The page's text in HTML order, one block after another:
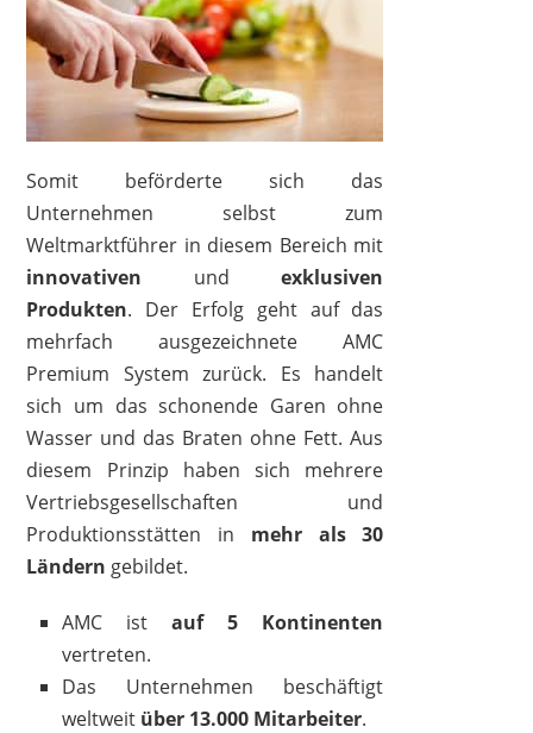
Somit beförderte sich das
Unternehmen selbst zum
Weltmarktführer in diesem Bereich mit
innovativen undexklusiven
Produkten. Der Erfolg geht auf das
mehrfach ausgezeichnete AMC
Premium System zurück. Es handelt
sich um das schonende Garen ohne
Wasser und das Braten ohne Fett. Aus
diesem Prinzip haben sich mehrere
Vertriebsgesellschaften und
Produktionsstätten in mehr als 30
Ländern gebildet.
AMC istauf 5 Kontinenten
vertreten.
Das Unternehmen beschäftigt
weltweit über 13.000 Mitarbeiter.